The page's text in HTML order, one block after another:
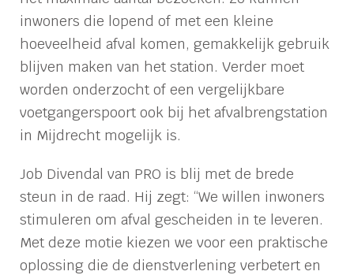
inwoners die lopend of met een kleine
hoeveelheid afval komen, gemakkelijk gebruik
blijven maken van het station. Verder moet
worden onderzocht of een vergelijkbare
voetgangerspoort ook bij het afvalbrengstation
in Mijdrecht mogelijk is.
Job Divendal van PRO is blij met de brede
steun in de raad. Hij zegt: “We willen inwoners
stimuleren om afval gescheiden in te leveren.
Met deze motie kiezen we voor een praktische
oplossing die de dienstverlening verbetert en